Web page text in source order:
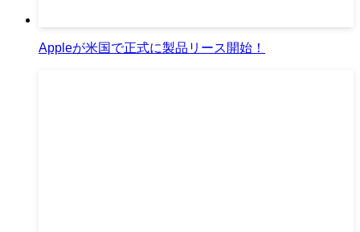
Appleが米国で正式に製品リース開始！